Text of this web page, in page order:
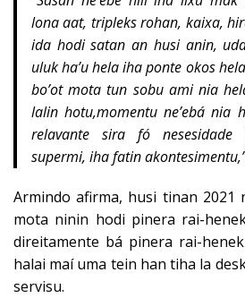
lona aat, tripleks rohan, kaixa,
ida hodi satan an husi anin,
uluk ha’u hela iha ponte okos
bo’ot mota tun sobu ami nia
lalin hotu,momentu ne’ebá nia
relavante sira fó nesesidade
supermi, iha fatin
Armindo afirma, husi tinan 2021
mota ninin hodi pinera rai-
direitamente bá pinera rai-
halai maí uma tein han tiha la
servisu.